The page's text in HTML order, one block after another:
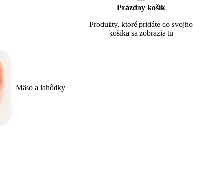
Mäso a lahôdky
Prázdny košík
Produkty, ktoré pridáte do svojho
košíka sa zobrazia tu